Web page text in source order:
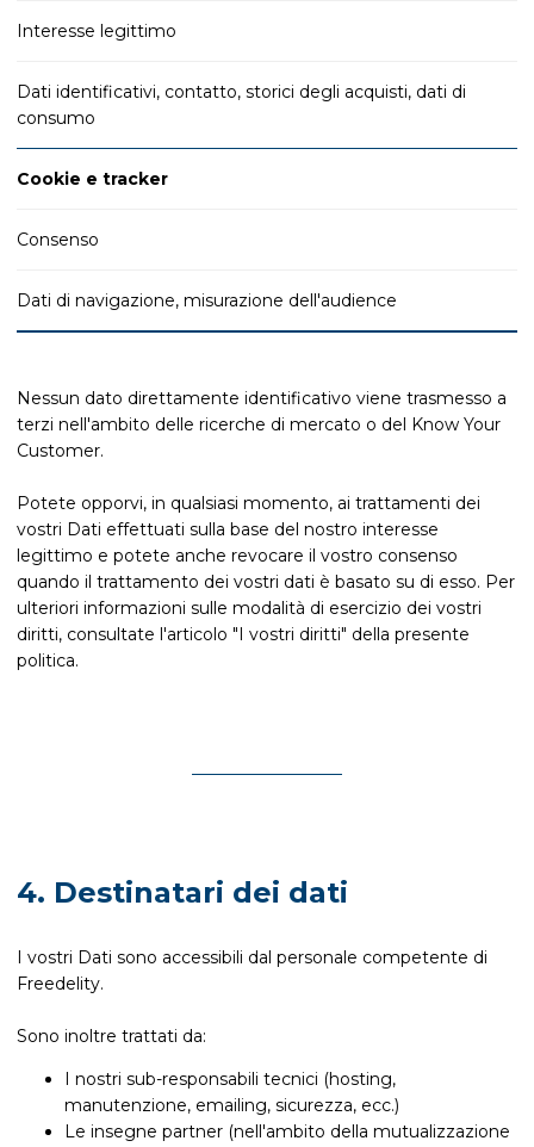
Interesse legittimo
Dati identificativi, contatto, storici degli acquisti, dati di
consumo
Cookie e tracker
Consenso
Dati di navigazione, misurazione dell'audience
Nessun dato direttamente identificativo viene trasmesso a
terzi nell'ambito delle ricerche di mercato o del Know Your
Customer.
Potete opporvi, in qualsiasi momento, ai trattamenti dei
vostri Dati effettuati sulla base del nostro interesse
legittimo e potete anche revocare il vostro consenso
quando il trattamento dei vostri dati è basato su di esso. Per
ulteriori informazioni sulle modalità di esercizio dei vostri
diritti, consultate l'articolo "I vostri diritti" della presente
politica.
4. Destinatari dei dati
I vostri Dati sono accessibili dal personale competente di
Freedelity.
Sono inoltre trattati da:
I nostri sub-responsabili tecnici (hosting,
manutenzione, emailing, sicurezza, ecc.)
Le insegne partner (nell'ambito della mutualizzazione